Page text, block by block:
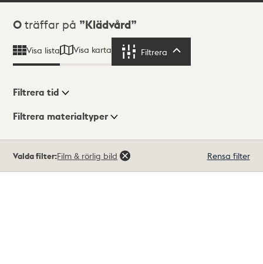
Sökresultat
0 träffar på Klädvård
Visa lista Visa karta Filtrera
Visningsläge
Filtrera tid
Filtrera materialtyper
träffar
Valda filter:Film & rörlig bild Rensa filter